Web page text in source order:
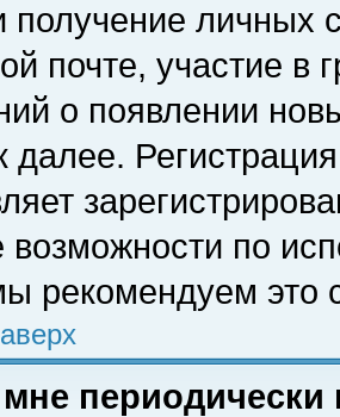
получение личных
почте, участие в
о появлении
далее.
возможности по
рекомендуем это